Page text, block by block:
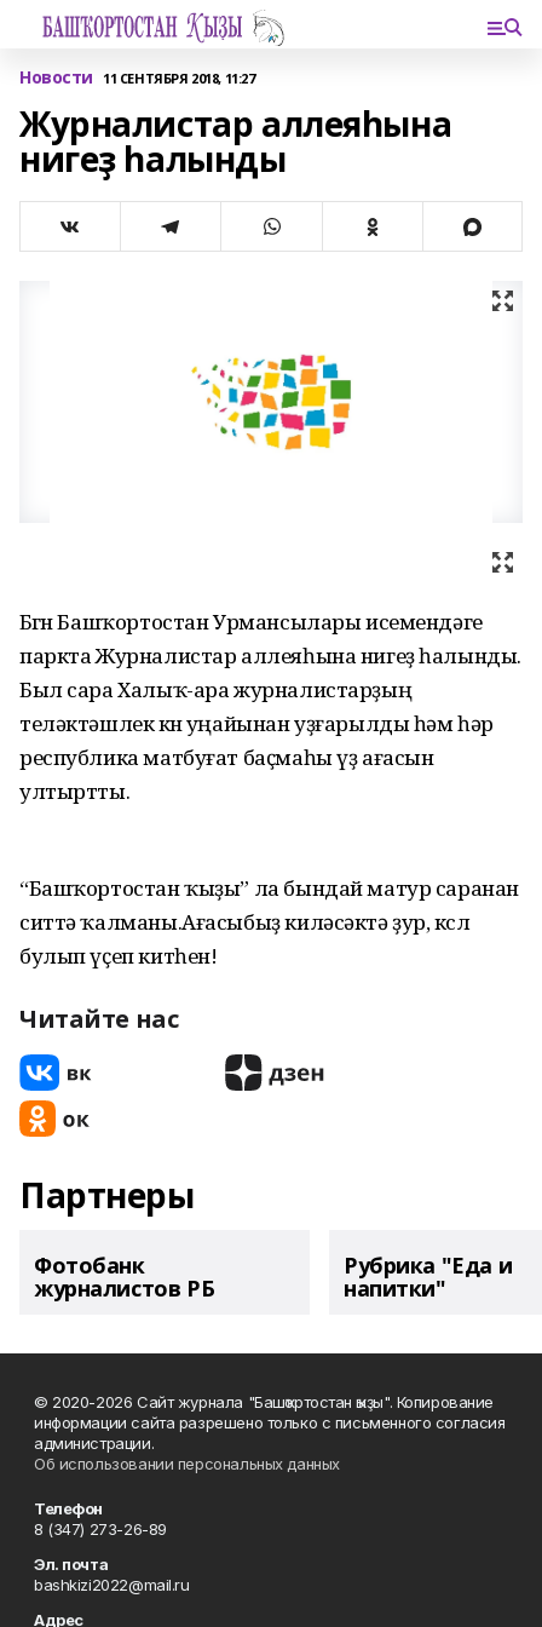
Новости 11 СЕНТЯБРЯ 2018, 11:27
Журналистар аллеяһына
нигеҙ һалынды
Бөгөн Башҡортостан Урмансылары исемендәге
паркта Журналистар аллеяһына нигеҙ һалынды.
Был сара Халыҡ-ара журналистарҙың
теләктәшлек көнө уңайынан уҙғарылды һәм һәр
республика матбуғат баҫмаһы үҙ ағасын
ултыртты.
“Башҡортостан ҡыҙы” ла бындай матур саранан
ситтә ҡалманы.Ағасыбыҙ киләсәктә ҙур, көслө
булып үҫеп китһен!
Читайте нас
Партнеры
Фотобанк
журналистов РБ
Рубрика "Еда и
напитки"
© 2020-2026 Сайт журнала "Башҡортостан ҡыҙы". Копирование
информации сайта разрешено только с письменного согласия
администрации.
Об использовании персональных данных
Телефон
8 (347) 273-26-89
Эл. почта
bashkizi2022@mail.ru
Адрес